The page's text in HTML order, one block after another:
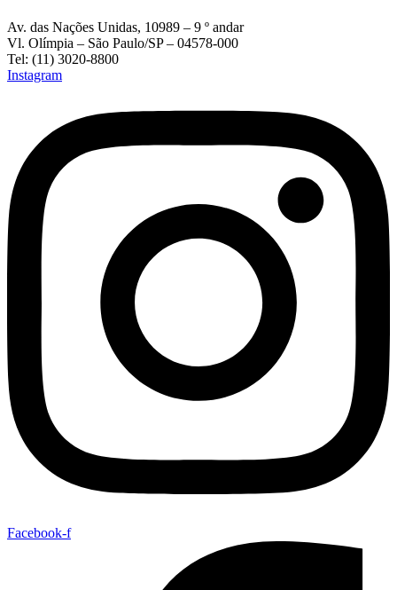
Av. das Nações Unidas, 10989 – 9 º andar
Vl. Olímpia – São Paulo/SP – 04578-000
Tel: (11) 3020-8800
Instagram
Facebook-f